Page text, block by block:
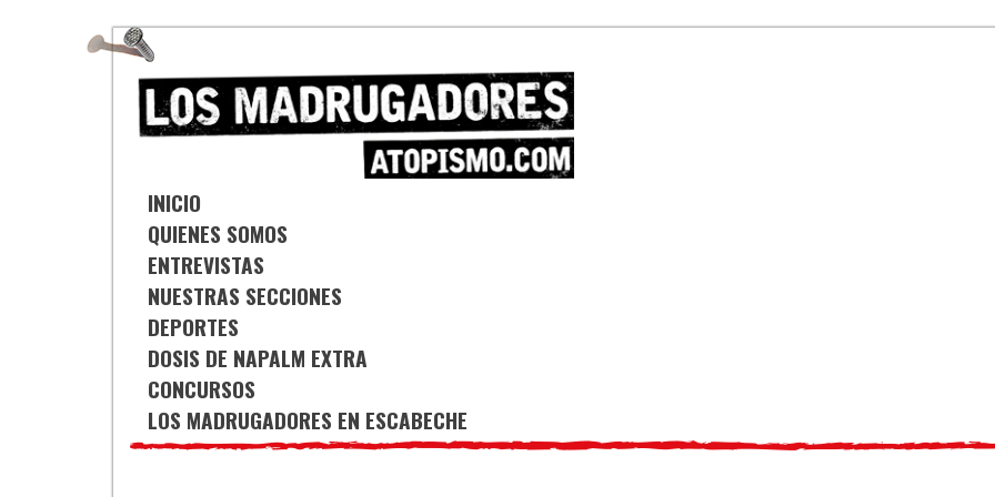
Saltar
al
contenido
INICIO
QUIENES SOMOS
ENTREVISTAS
NUESTRAS SECCIONES
DEPORTES
DOSIS DE NAPALM EXTRA
CONCURSOS
LOS MADRUGADORES EN ESCABECHE